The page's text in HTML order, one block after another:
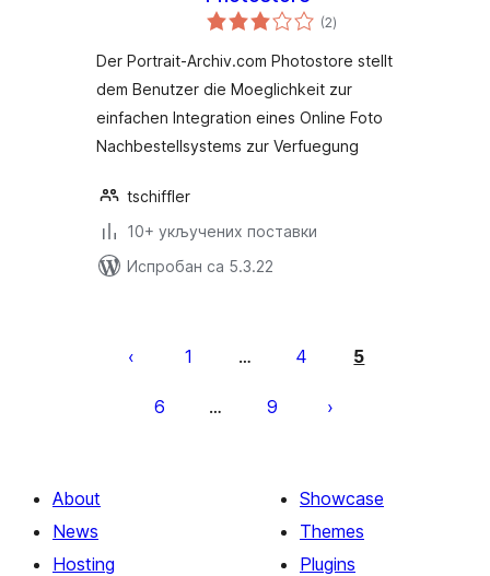
(2укупних
оцена
)
Der Portrait-Archiv.com Photostore stellt
dem Benutzer die Moeglichkeit zur
einfachen Integration eines Online Foto
Nachbestellsystems zur Verfuegung
tschiffler
10+ укључених поставки
Испробан са 5.3.22
чланака
1 … 4 5
6 … 9
About
News
Hosting
Showcase
Themes
Plugins